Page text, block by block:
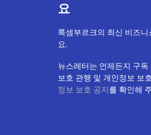
요
룩셈부르크의 최신 비즈
요.
뉴스레터는 언제든지 구
보호 관행 및 개인정보 보
정보 보호 공지를 확인해